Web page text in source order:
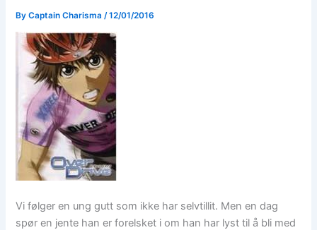
ByCaptain Charisma /12/01/2016
Vi følger en ung gutt som ikke har selvtillit. Men en dag
spør en jente han er forelsket i om han har lyst til å bli med